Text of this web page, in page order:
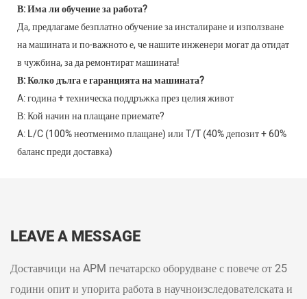
В: Има ли обучение за работа?
Да, предлагаме безплатно обучение за инсталиране и използване
на машината и по-важното е, че нашите инженери могат да отидат
в чужбина, за да ремонтират машината!
В: Колко дълга е гаранцията на машината?
A: година + техническа поддръжка през целия живот
В: Кой начин на плащане приемате?
A: L/C (100% неотменимо плащане) или T/T (40% депозит + 60%
баланс преди доставка)
LEAVE A MESSAGE
Доставчици на APM печатарско оборудване с повече от 25
години опит и упорита работа в научноизследователската и